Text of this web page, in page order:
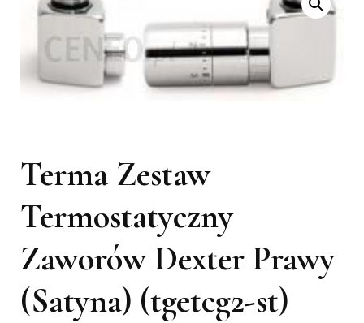
Terma Zestaw
Termostatyczny
Zaworów Dexter Prawy
(Satyna) (tgetcg2-st)